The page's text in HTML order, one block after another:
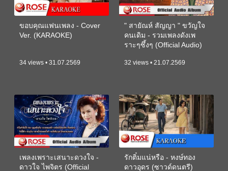
ขอบคุณแฟนเพลง - Cover
Ver. (KARAOKE)
34 views • 31.07.2569
" สายัณห์ สัญญา " ขวัญใจ
คนเดิม - รวมเพลงดังเพ
ราะๆซึ้งๆ (Official Audio)
32 views • 21.07.2569
เพลงเพราะเสนาะดวงใจ -
ดาวใจ ไพจิตร (Official
รักติ๋มแน่หรือ - หงษ์ทอง
ดาวอุดร (ซาวด์ดนตรี)